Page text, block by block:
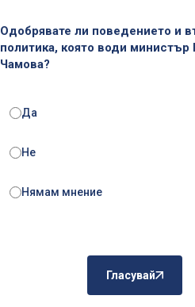
Одобрявате ли поведението и
политика, която води министър
Чамова?
Да
Не
Нямам мнение
Гласувай